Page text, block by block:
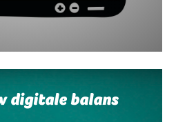
digitale balans